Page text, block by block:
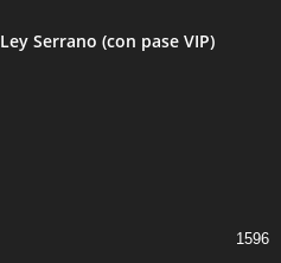
Serrano (con pase VIP)
1596